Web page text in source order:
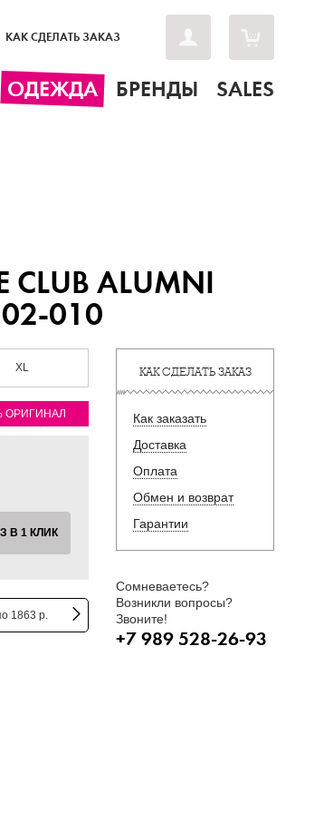
КАК СДЕЛАТЬ ЗАКАЗ
ОДЕЖДА БРЕНДЫ SALES
ALUMNI
010
XL
ОРИГИНАЛ
ЗАКАЗ В 1 КЛИК
1863 р.
КАК СДЕЛАТЬ ЗАКАЗ
Как заказать
Доставка
Оплата
Обмен и возврат
Гарантии
Сомневаетесь?
Возникли вопросы?
Звоните!
+7 989 528-26-93